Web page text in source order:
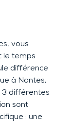
vous
le temps
différence
à Nantes,
3 différentes
sont
: une